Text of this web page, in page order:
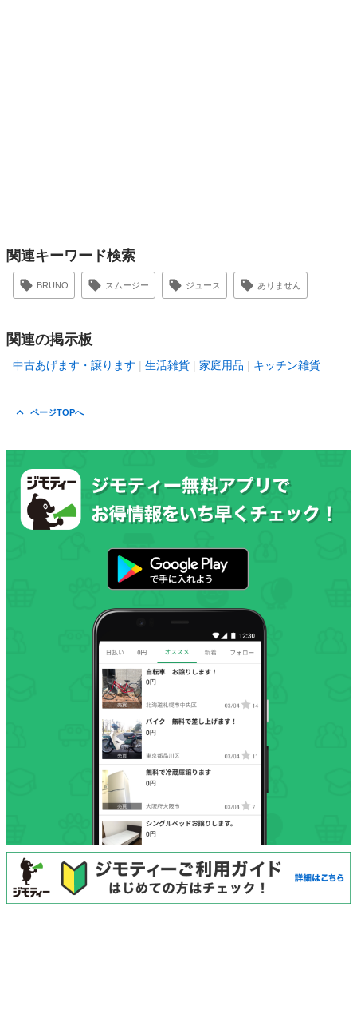
関連キーワード検索
BRUNO スムージー ジュース ありません
関連の掲示板
中古あげます・譲ります 生活雑貨 家庭用品 キッチン雑貨
ページTOPへ